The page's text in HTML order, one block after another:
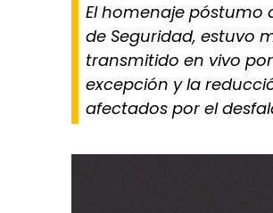
El homenaje póstumo
de Seguridad, estuvo
transmitido en vivo
excepción y la
afectados por el